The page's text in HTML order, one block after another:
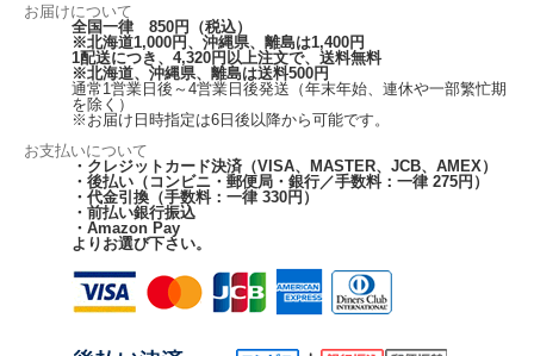
お届けについて
全国一律 850円（税込）
※北海道1,000円、沖縄県、離島は1,400円
1配送につき、4,320円以上注文で、送料無料
※北海道、沖縄県、離島は送料500円
通常1営業日後～4営業日後発送（年末年始、連休や一部繁忙期
を除く）
※お届け日時指定は6日後以降から可能です。
お支払いについて
・クレジットカード決済（VISA、MASTER、JCB、AMEX）
・後払い（コンビニ・郵便局・銀行／手数料：一律 275円）
・代金引換（手数料：一律 330円）
・前払い銀行振込
・Amazon Pay
よりお選び下さい。